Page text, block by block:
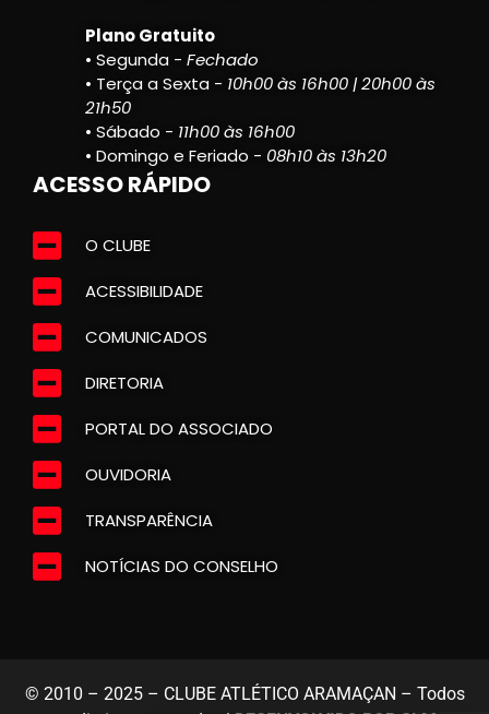
Plano Gratuito
• Segunda - Fechado
• Terça a Sexta - 10h00 às 16h00 | 20h00 às
21h50
• Sábado - 11h00 às 16h00
• Domingo e Feriado - 08h10 às 13h20
ACESSO RÁPIDO
O CLUBE
ACESSIBILIDADE
COMUNICADOS
DIRETORIA
PORTAL DO ASSOCIADO
OUVIDORIA
TRANSPARÊNCIA
NOTÍCIAS DO CONSELHO
© 2010 – 2025 – CLUBE ATLÉTICO ARAMAÇAN – Todos